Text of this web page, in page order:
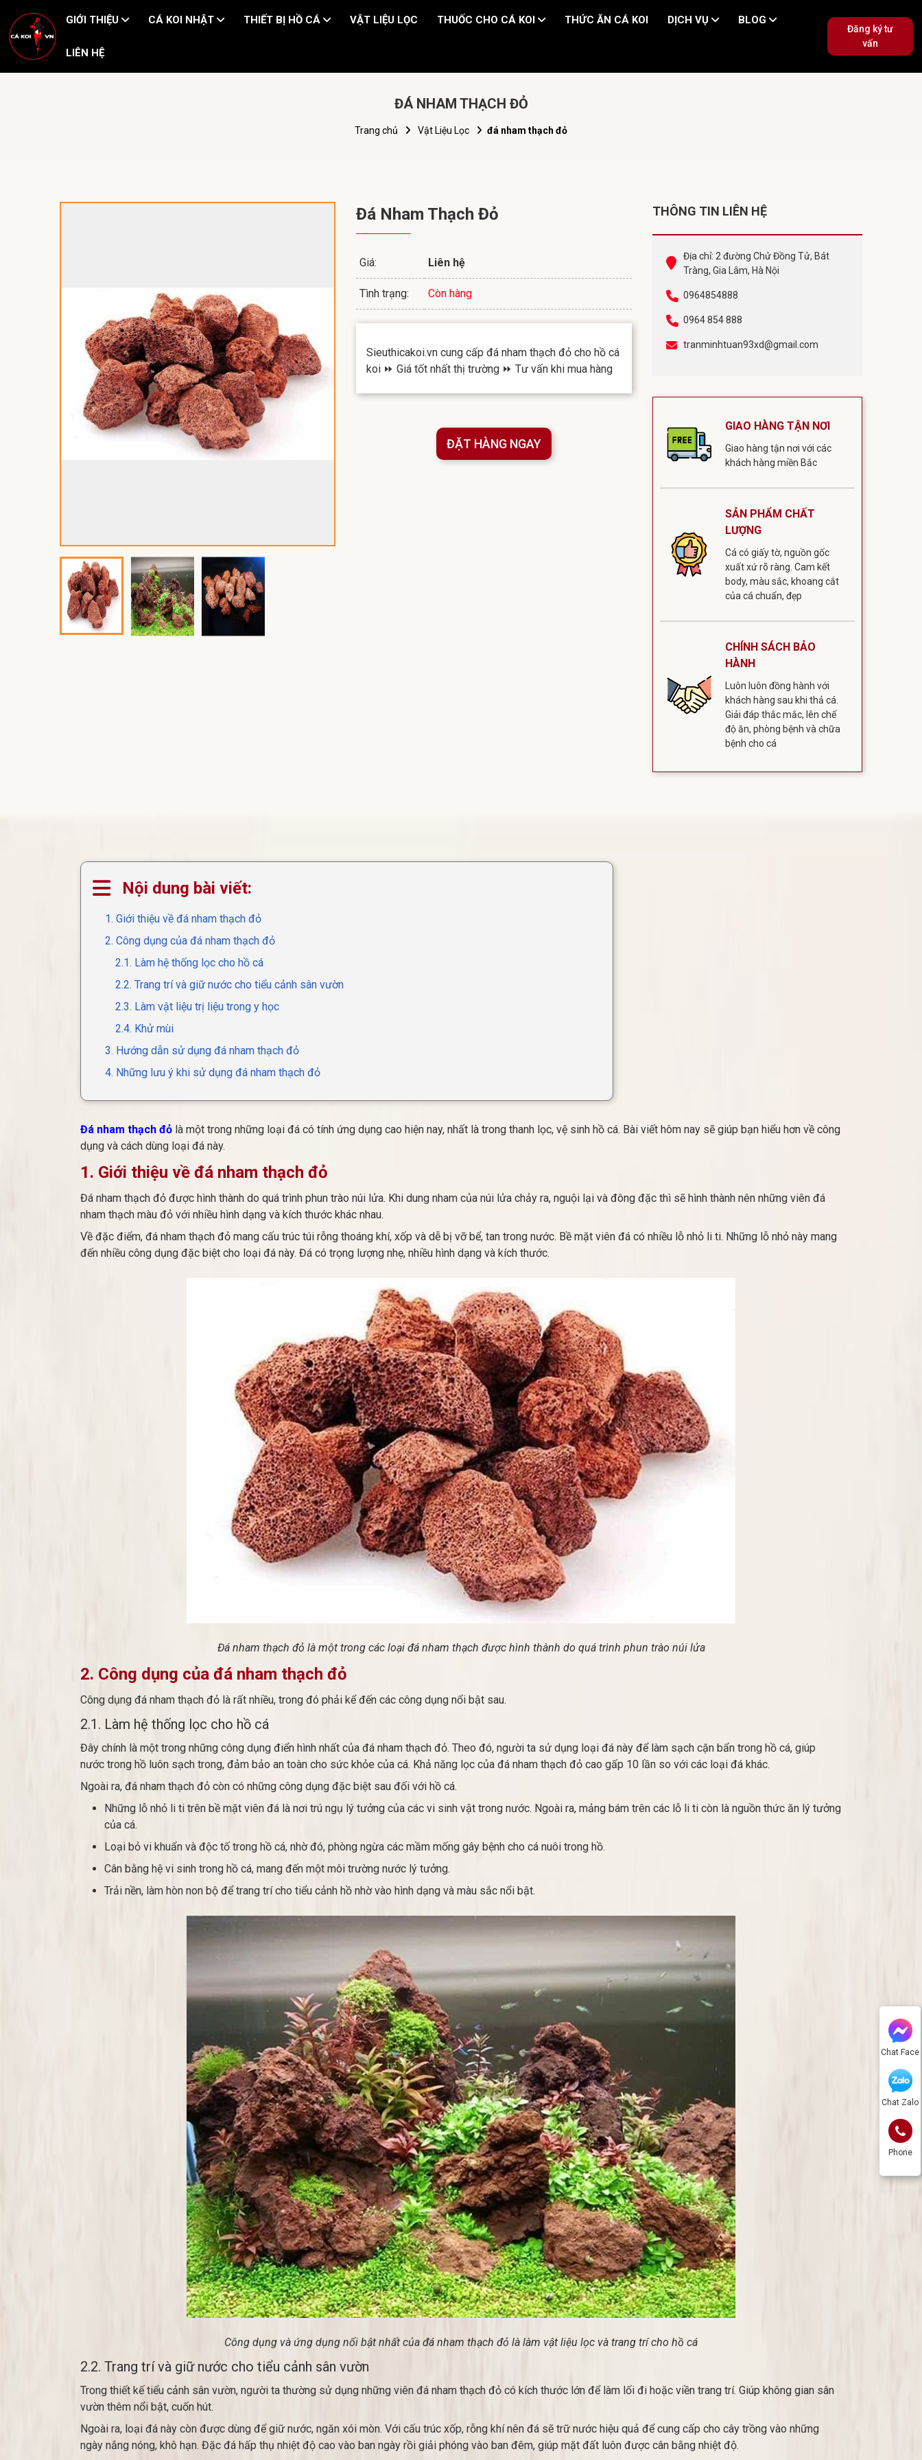
GIỚI THIỆU CÁ KOI NHẬT THIẾT BỊ HỒ CÁ VẬT LIỆU LỌC THUỐC CHO CÁ KOI THỨC ĂN CÁ KOI DỊCH VỤ BLOG
LIÊN HỆ
Đăng ký tư
vấn
Chat Face
Chat Zalo
Phone
​​​​​​​ĐÁ NHAM THẠCH ĐỎ
Trang chủ Vật Liệu Lọc ​​​​​​​đá nham thạch đỏ
​​​​​​​Đá Nham Thạch Đỏ
Giá: Liên hệ
Tình trạng: Còn hàng
Sieuthicakoi.vn cung cấp đá nham thạch đỏ cho hồ cá
koi ⏩ Giá tốt nhất thị trường ⏩ Tư vấn khi mua hàng
ĐẶT HÀNG NGAY
THÔNG TIN LIÊN HỆ
Địa chỉ: 2 đường Chử Đồng Tử, Bát
Tràng, Gia Lâm, Hà Nội
0964854888
0964 854 888
tranminhtuan93xd@gmail.com
GIAO HÀNG TẬN NƠI
Giao hàng tận nơi với các
khách hàng miền Bắc
SẢN PHẨM CHẤT
LƯỢNG
Cá có giấy tờ, nguồn gốc
xuất xứ rõ ràng. Cam kết
body, màu sắc, khoang cắt
của cá chuẩn, đẹp
CHÍNH SÁCH BẢO
HÀNH
Luôn luôn đồng hành với
khách hàng sau khi thả cá.
Giải đáp thắc mắc, lên chế
độ ăn, phòng bệnh và chữa
bệnh cho cá
Nội dung bài viết:
1. Giới thiệu về đá nham thạch đỏ
2. Công dụng của đá nham thạch đỏ
2.1. Làm hệ thống lọc cho hồ cá
2.2. Trang trí và giữ nước cho tiểu cảnh sân vườn
2.3. Làm vật liệu trị liệu trong y học
2.4. Khử mùi
3. Hướng dẫn sử dụng đá nham thạch đỏ
4. Những lưu ý khi sử dụng đá nham thạch đỏ
Đá nham thạch đỏ là một trong những loại đá có tính ứng dụng cao hiện nay, nhất là trong thanh lọc, vệ sinh hồ cá. Bài viết hôm nay sẽ giúp bạn hiểu hơn về công
dụng và cách dùng loại đá này.
1. Giới thiệu về đá nham thạch đỏ
Đá nham thạch đỏ được hình thành do quá trình phun trào núi lửa. Khi dung nham của núi lửa chảy ra, nguội lại và đông đặc thì sẽ hình thành nên những viên đá
nham thạch màu đỏ với nhiều hình dạng và kích thước khác nhau.
Về đặc điểm, đá nham thạch đỏ mang cấu trúc túi rỗng thoáng khí, xốp và dễ bị vỡ bể, tan trong nước. Bề mặt viên đá có nhiều lỗ nhỏ li ti. Những lỗ nhỏ này mang
đến nhiều công dụng đặc biệt cho loại đá này. Đá có trọng lượng nhẹ, nhiều hình dạng và kích thước.
Đá nham thạch đỏ là một trong các loại đá nham thạch được hình thành do quá trình phun trào núi lửa
2. Công dụng của đá nham thạch đỏ
Công dụng đá nham thạch đỏ là rất nhiều, trong đó phải kể đến các công dụng nổi bật sau.
2.1. Làm hệ thống lọc cho hồ cá
Đây chính là một trong những công dụng điển hình nhất của đá nham thạch đỏ. Theo đó, người ta sử dụng loại đá này để làm sạch cặn bẩn trong hồ cá, giúp
nước trong hồ luôn sạch trong, đảm bảo an toàn cho sức khỏe của cá. Khả năng lọc của đá nham thạch đỏ cao gấp 10 lần so với các loại đá khác.
Ngoài ra, đá nham thạch đỏ còn có những công dụng đặc biệt sau đối với hồ cá.
Những lỗ nhỏ li ti trên bề mặt viên đá là nơi trú ngụ lý tưởng của các vi sinh vật trong nước. Ngoài ra, mảng bám trên các lỗ li ti còn là nguồn thức ăn lý tưởng
của cá.
Loại bỏ vi khuẩn và độc tố trong hồ cá, nhờ đó, phòng ngừa các mầm mống gây bệnh cho cá nuôi trong hồ.
Cân bằng hệ vi sinh trong hồ cá, mang đến một môi trường nước lý tưởng.
Trải nền, làm hòn non bộ để trang trí cho tiểu cảnh hồ nhờ vào hình dạng và màu sắc nổi bật.
Công dụng và ứng dụng nổi bật nhất của đá nham thạch đỏ là làm vật liệu lọc và trang trí cho hồ cá
2.2. Trang trí và giữ nước cho tiểu cảnh sân vườn
Trong thiết kế tiểu cảnh sân vườn, người ta thường sử dụng những viên đá nham thạch đỏ có kích thước lớn để làm lối đi hoặc viền trang trí. Giúp không gian sân
vườn thêm nổi bật, cuốn hút.
Ngoài ra, loại đá này còn được dùng để giữ nước, ngăn xói mòn. Với cấu trúc xốp, rỗng khí nên đá sẽ trữ nước hiệu quả để cung cấp cho cây trồng vào những
ngày nắng nóng, khô hạn. Đặc đá hấp thụ nhiệt độ cao vào ban ngày rồi giải phóng vào ban đêm, giúp mặt đất luôn được cân bằng nhiệt độ.